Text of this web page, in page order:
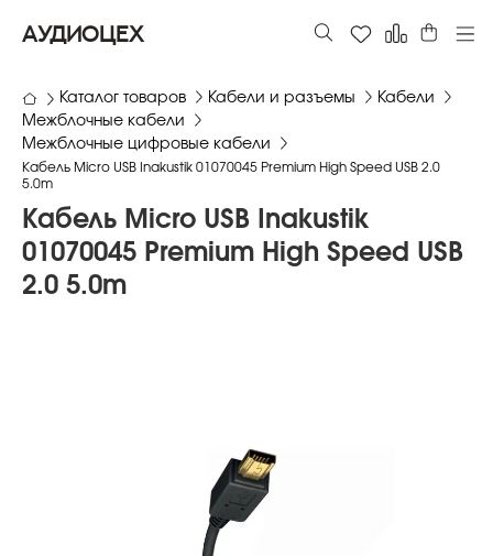
АУДИОЦЕХ
Каталог товаров Кабели и разъемы
Кабели
Межблочные кабели
Межблочные цифровые кабели
Кабель Micro USB Inakustik 01070045 Premium High Speed USB 2.0
5.0m
Кабель Micro USB Inakustik
01070045 Premium High Speed USB
2.0 5.0m